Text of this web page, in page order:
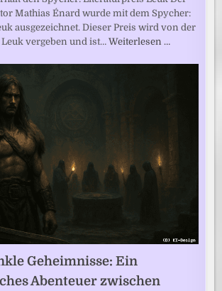
Mathias Énard wurde mit dem Spycher:
ausgezeichnet. Dieser Preis wird von der
vergeben und ist…Weiterlesen …
Geheimnisse: Ein
Abenteuer zwischen